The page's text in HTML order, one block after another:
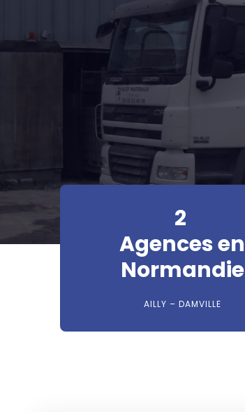
2
Agences en
Normandie
AILLY – DAMVILLE